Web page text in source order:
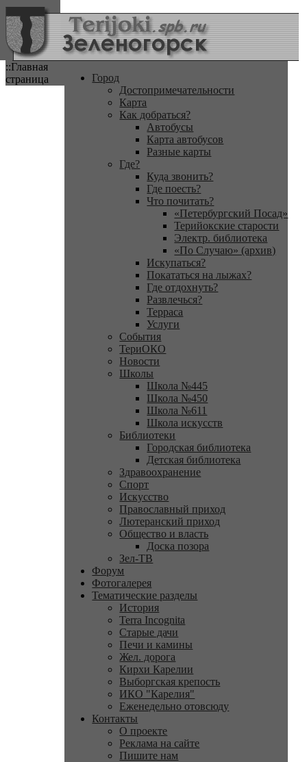
::Главная
страница
Город
Достопримечательности
Карта
Как добраться?
Автобусы
Карта автобусов
Разные карты
Где?
Куда звонить?
Где поесть?
Что почитать?
«Петербургский Посад»
Терийокские старости
Электр. библиотека
«По Случаю» (архив)
Искупаться?
Покататься на лыжах?
Где отдохнуть?
Развлечься?
Терраса
Услуги
События
ТериОКО
Новости
Школы
Школа №445
Школа №450
Школа №611
Школа искусств
Библиотеки
Городская библиотека
Детская библиотека
Здравоохранение
Спорт
Искусство
Православный приход
Лютеранский приход
Общество и власть
Доска позора
Зел-ТВ
Форум
Фотогалерея
Тематические разделы
История
Terra Incognita
Старые дачи
Печи и камины
Жел. дорога
Кирхи Карелии
Выборгская крепость
ИКО "Карелия"
Еженедельно отовсюду
Контакты
О проекте
Реклама на сайте
Пишите нам